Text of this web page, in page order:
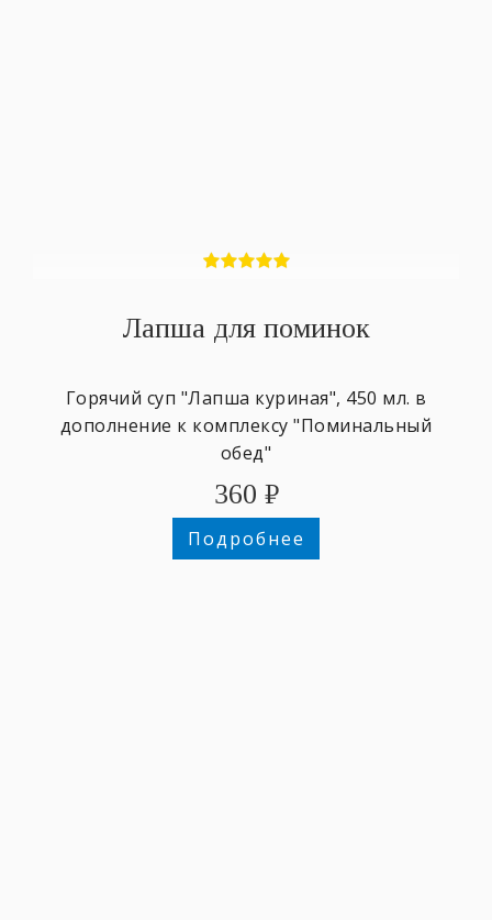
Лапша для поминок
Горячий суп "Лапша куриная", 450 мл. в
дополнение к комплексу "Поминальный
обед"
360 ₽
Подробнее